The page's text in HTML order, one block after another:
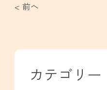
< 前へ
カテゴリー